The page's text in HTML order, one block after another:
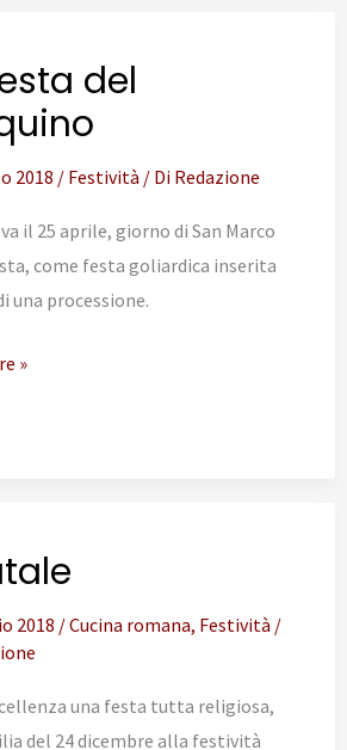
del
2018 / Festività / Di Redazione
il 25 aprile, giorno di San Marco
come festa goliardica inserita
una processione.
»
2018 /Cucina romana, Festività /
una festa tutta religiosa,
del 24 dicembre alla festività